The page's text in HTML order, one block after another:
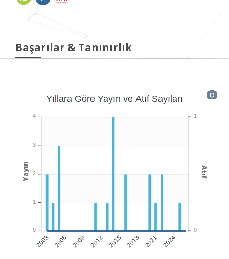
Başarılar & Tanınırlık
2003 2006 2009 2012 2015 2018 2021 2024
Yıllara Göre Yayın ve Atıf Sayıları
1
0
Atıf
4
3
2
1
0
Yayın